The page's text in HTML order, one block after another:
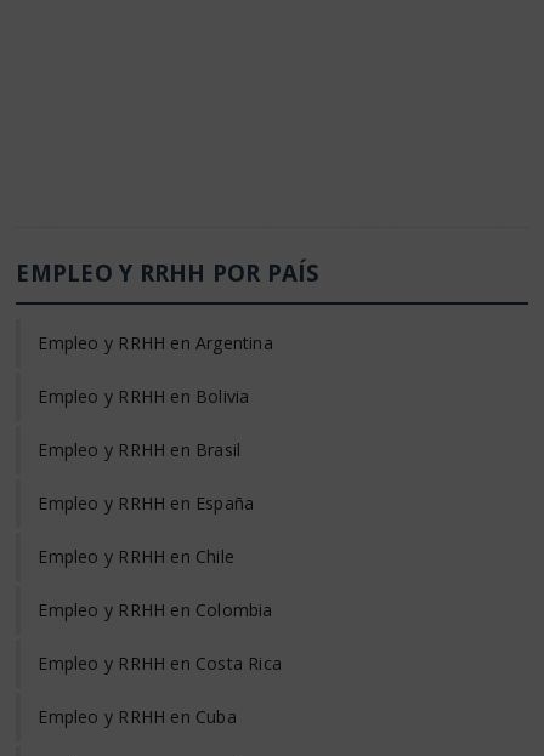
EMPLEO Y RRHH POR PAÍS
Empleo y RRHH en Argentina
Empleo y RRHH en Bolivia
Empleo y RRHH en Brasil
Empleo y RRHH en España
Empleo y RRHH en Chile
Empleo y RRHH en Colombia
Empleo y RRHH en Costa Rica
Empleo y RRHH en Cuba